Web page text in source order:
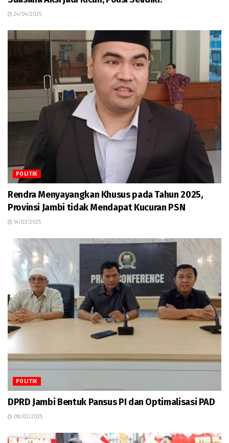
24/04/2025
POLITIK
Rendra Menyayangkan Khusus pada Tahun 2025,
Provinsi Jambi tidak Mendapat Kucuran PSN
14/03/2025
POLITIK
DPRD Jambi Bentuk Pansus PI dan Optimalisasi PAD
08/03/2025